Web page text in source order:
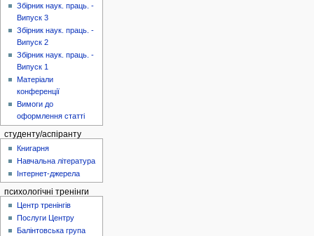
Збірник наук. праць. -
Випуск 3
Збірник наук. праць. -
Випуск 2
Збірник наук. праць. -
Випуск 1
Матеріали
конференції
Вимоги до
оформлення статті
студенту/аспіранту
Книгарня
Навчальна література
Інтернет-джерела
психологічні тренінги
Центр тренінгів
Послуги Центру
Балінтовська група